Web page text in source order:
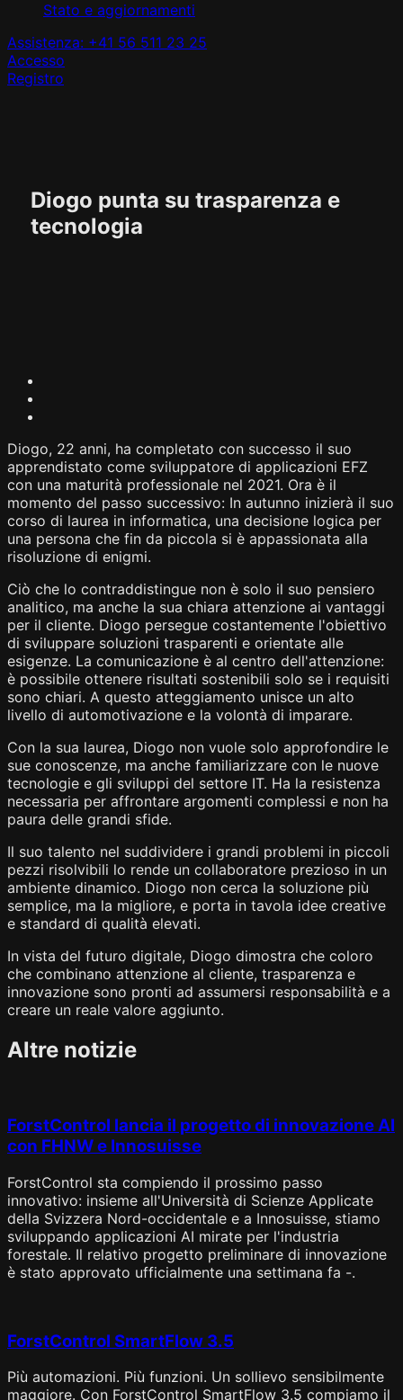
Stato e aggiornamenti
Assistenza: +41 56 511 23 25
Accesso
Registro
Diogo punta su trasparenza e
tecnologia
Diogo, 22 anni, ha completato con successo il suo
apprendistato come sviluppatore di applicazioni EFZ
con una maturità professionale nel 2021. Ora è il
momento del passo successivo: In autunno inizierà il suo
corso di laurea in informatica, una decisione logica per
una persona che fin da piccola si è appassionata alla
risoluzione di enigmi.
Ciò che lo contraddistingue non è solo il suo pensiero
analitico, ma anche la sua chiara attenzione ai vantaggi
per il cliente. Diogo persegue costantemente l'obiettivo
di sviluppare soluzioni trasparenti e orientate alle
esigenze. La comunicazione è al centro dell'attenzione:
è possibile ottenere risultati sostenibili solo se i requisiti
sono chiari. A questo atteggiamento unisce un alto
livello di automotivazione e la volontà di imparare.
Con la sua laurea, Diogo non vuole solo approfondire le
sue conoscenze, ma anche familiarizzare con le nuove
tecnologie e gli sviluppi del settore IT. Ha la resistenza
necessaria per affrontare argomenti complessi e non ha
paura delle grandi sfide.
Il suo talento nel suddividere i grandi problemi in piccoli
pezzi risolvibili lo rende un collaboratore prezioso in un
ambiente dinamico. Diogo non cerca la soluzione più
semplice, ma la migliore, e porta in tavola idee creative
e standard di qualità elevati.
In vista del futuro digitale, Diogo dimostra che coloro
che combinano attenzione al cliente, trasparenza e
innovazione sono pronti ad assumersi responsabilità e a
creare un reale valore aggiunto.
Altre notizie
ForstControl lancia il progetto di innovazione AI
con FHNW e Innosuisse
ForstControl sta compiendo il prossimo passo
innovativo: insieme all'Università di Scienze Applicate
della Svizzera Nord-occidentale e a Innosuisse, stiamo
sviluppando applicazioni AI mirate per l'industria
forestale. Il relativo progetto preliminare di innovazione
è stato approvato ufficialmente una settimana fa -.
ForstControl SmartFlow 3.5
Più automazioni. Più funzioni. Un sollievo sensibilmente
maggiore. Con ForstControl SmartFlow 3.5 compiamo il